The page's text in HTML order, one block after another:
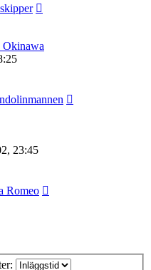
Okinawa
23:45
Romeo